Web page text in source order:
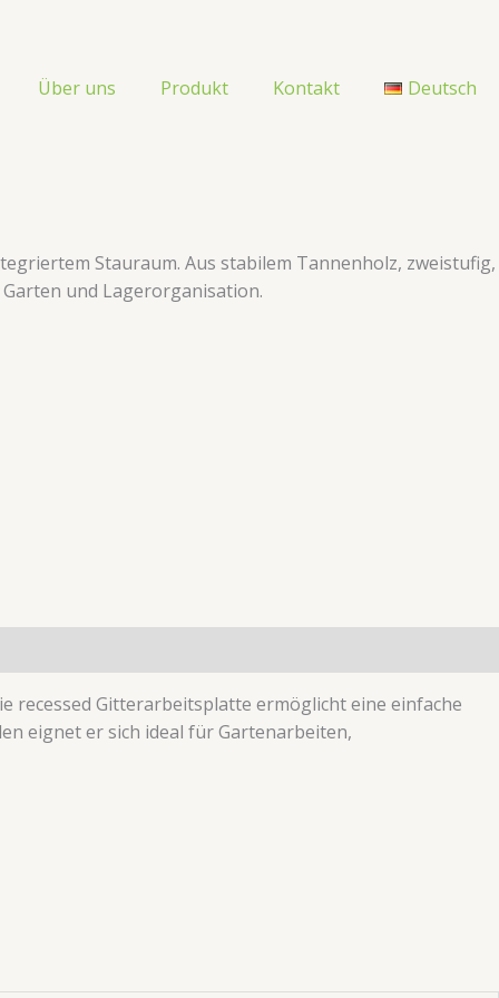
Über uns Produkt Kontakt Deutsch
Stauraum. Aus stabilem Tannenholz, zweistufig,
und Lagerorganisation.
Gitterarbeitsplatte ermöglicht eine einfache
eignet er sich ideal für Gartenarbeiten,